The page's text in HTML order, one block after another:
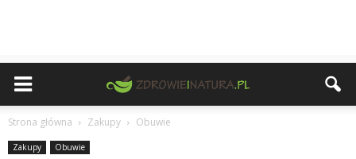
Strona główna Zakupy Obuwie
Zakupy Obuwie